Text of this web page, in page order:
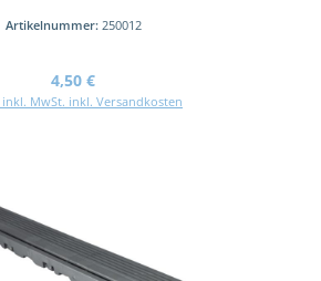
Artikelnummer: 250012
Regulärer Preis:
4,50 €
inkl. MwSt. inkl. Versandkosten